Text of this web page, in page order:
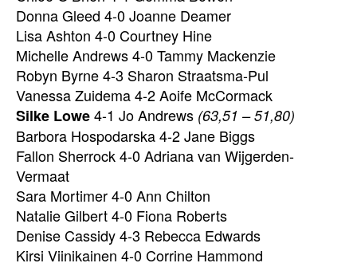
Donna Gleed 4-0 Joanne Deamer
Lisa Ashton 4-0 Courtney Hine
Michelle Andrews 4-0 Tammy Mackenzie
Robyn Byrne 4-3 Sharon Straatsma-Pul
Vanessa Zuidema 4-2 Aoife McCormack
Silke Lowe4-1 Jo Andrews (63,51 – 51,80)
Barbora Hospodarska 4-2 Jane Biggs
Fallon Sherrock 4-0 Adriana van Wijgerden-
Vermaat
Sara Mortimer 4-0 Ann Chilton
Natalie Gilbert 4-0 Fiona Roberts
Denise Cassidy 4-3 Rebecca Edwards
Kirsi Viinikainen 4-0 Corrine Hammond